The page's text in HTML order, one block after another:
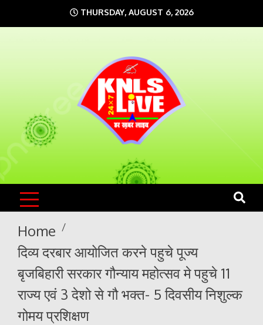
to
THURSDAY, AUGUST 6, 2026
KNLS LIVE
India`s No.1 News Portal
Home
दिव्य दरबार आयोजित करने पहुचे पूज्य
बृजबिहारी सरकार गौन्याय महोत्सव मे पहुचे 11
राज्य एवं 3 देशो से गौ भक्त- 5 दिवसीय निशुल्क
गोमय प्रशिक्षण